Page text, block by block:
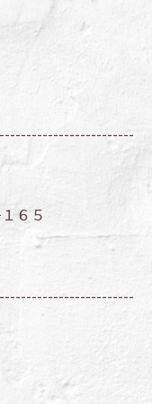
６５